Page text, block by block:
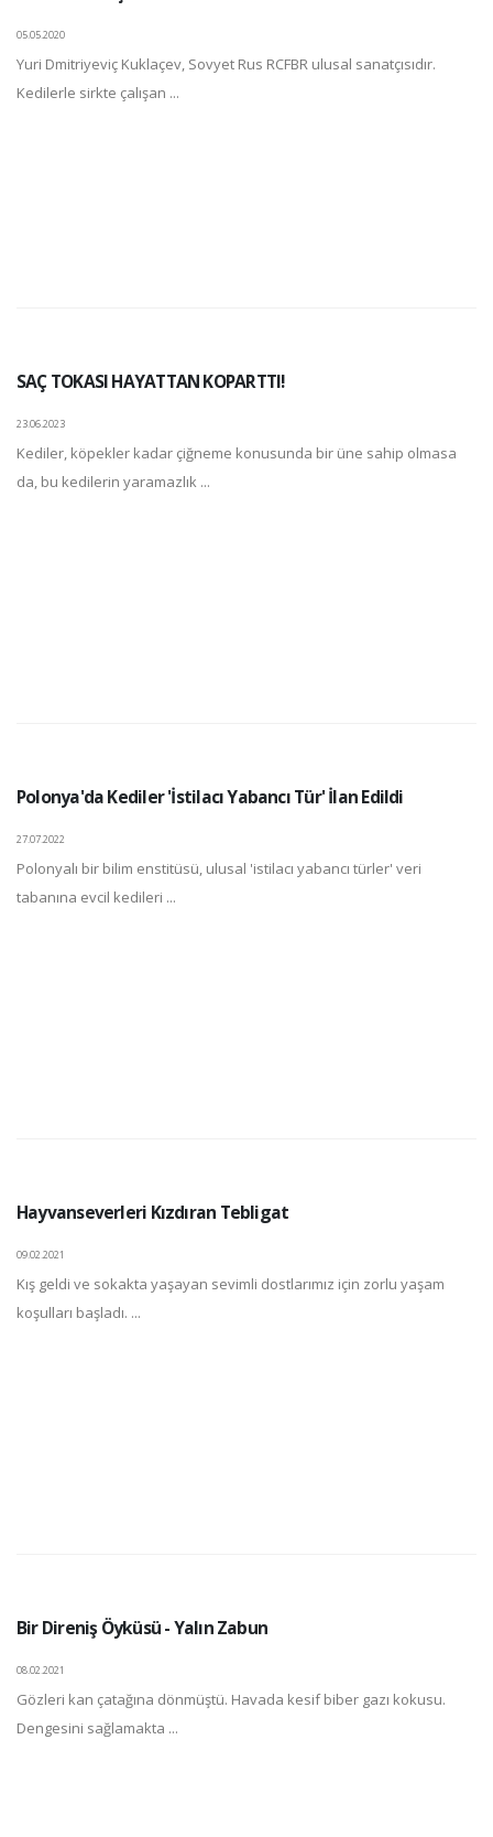
05.05.2020
Yuri Dmitriyeviç Kuklaçev, Sovyet Rus RCFBR ulusal sanatçısıdır.
Kedilerle sirkte çalışan ...
SAÇ TOKASI HAYATTAN KOPARTTI!
23.06.2023
Kediler, köpekler kadar çiğneme konusunda bir üne sahip olmasa
da, bu kedilerin yaramazlık ...
Polonya'da Kediler 'İstilacı Yabancı Tür' İlan Edildi
27.07.2022
Polonyalı bir bilim enstitüsü, ulusal 'istilacı yabancı türler' veri
tabanına evcil kedileri ...
Hayvanseverleri Kızdıran Tebligat
09.02.2021
Kış geldi ve sokakta yaşayan sevimli dostlarımız için zorlu yaşam
koşulları başladı. ...
Bir Direniş Öyküsü - Yalın Zabun
08.02.2021
Gözleri kan çatağına dönmüştü. Havada kesif biber gazı kokusu.
Dengesini sağlamakta ...